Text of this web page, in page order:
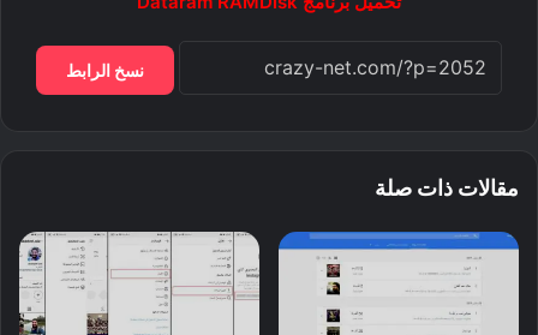
نسخ الرابط
مقالات ذات صلة